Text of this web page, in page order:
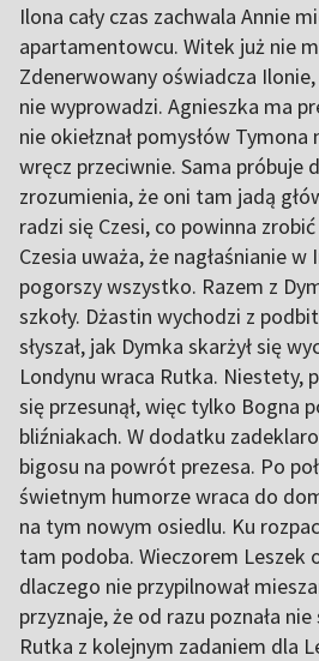
Ilona cały czas zachwala Annie
apartamentowcu. Witek już nie
Zdenerwowany oświadcza
nie wyprowadzi. Agnieszka ma
nie okiełznał pomysłów
wręcz przeciwnie. Sama próbuje
zrozumienia, że oni tam jadą
radzi się Czesi, co powinna
Czesia uważa, że nagłaśnianie
pogorszy wszystko. Razem z
szkoły. Dżastin wychodzi z
słyszał, jak Dymka skarżył się
Londynu wraca Rutka. Niestety,
się przesunął, więc tylko Bogna
bliźniakach. W dodatku
bigosu na powrót prezesa. Po
świetnym humorze wraca do
na tym nowym osiedlu. Ku
tam podoba. Wieczorem Leszek
dlaczego nie przypilnował
przyznaje, że od razu poznała
Rutka z kolejnym zadaniem dla